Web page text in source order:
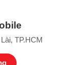
TP.HCM